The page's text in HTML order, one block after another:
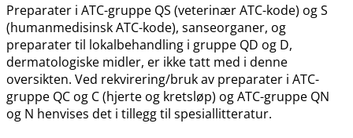
Preparater i ATC-gruppe QS (veterinær ATC-kode) og S
(humanmedisinsk ATC-kode), sanseorganer, og
preparater til lokalbehandling i gruppe QD og D,
dermatologiske midler, er ikke tatt med i denne
oversikten. Ved rekvirering​/​bruk av preparater i ATC-
gruppe QC og C (hjerte og kretsløp) og ATC-gruppe QN
og N henvises det i tillegg til spesiallitteratur.